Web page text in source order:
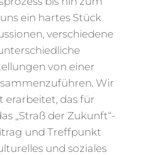
ein hartes Stück
verschiedene
von einer
Wir
erarbeitet, das für
„Straß der Zukunft“-
und Treffpunkt
und soziales